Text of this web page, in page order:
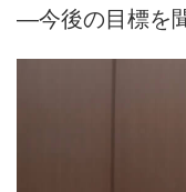
―今後の目標を